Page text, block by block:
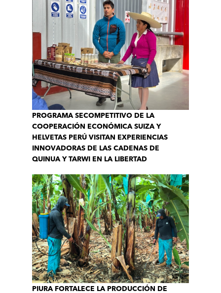
PROGRAMA SECOMPETITIVO DE LA
COOPERACIÓN ECONÓMICA SUIZA Y
HELVETAS PERÚ VISITAN EXPERIENCIAS
INNOVADORAS DE LAS CADENAS DE
QUINUA Y TARWI EN LA LIBERTAD
PIURA FORTALECE LA PRODUCCIÓN DE